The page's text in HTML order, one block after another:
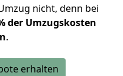
nicht, denn bei
der Umzugskosten
.
erhalten